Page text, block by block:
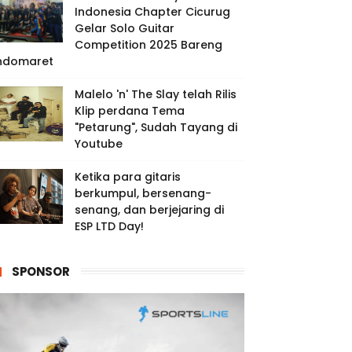
Indonesia Chapter Cicurug
Gelar Solo Guitar
Competition 2025 Bareng
Malelo 'n' The Slay telah Rilis
Klip perdana Tema
"Petarung", Sudah Tayang di
Youtube
Ketika para gitaris
berkumpul, bersenang-
senang, dan berjejaring di
ESP LTD Day!
SPONSOR